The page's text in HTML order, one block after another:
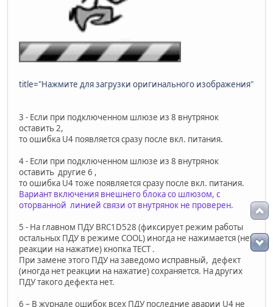
title="Нажмите для загрузки оригинального изображения"
3 - Если при подключенном шлюзе из 8 внутрянок
оставить 2,
то ошибка U4 появляется сразу после вкл. питания.
4 - Если при подключенном шлюзе из 8 внутрянок
оставить другие 6 ,
то ошибка U4 тоже появляется сразу после вкл. питания.
Вариант включения внешнего блока со шлюзом, с
оторванной линией связи от внутрянок не проверен.
5 - На главном ПДУ BRC1D528 (фиксирует режим работы
остальных ПДУ в режиме COOL) иногда не нажимается (нет
реакции на нажатие) кнопка ТЕСТ .
При замене этого ПДУ на заведомо исправный, дефект
(иногда нет реакции на нажатие) сохраняется. На других
ПДУ такого дефекта нет.
6 – В журнале ошибок всех ПДУ последние аварии U4 не